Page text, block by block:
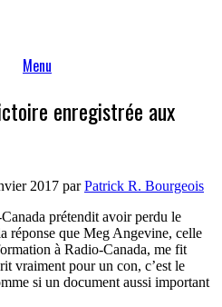
Menu
enregistrée aux
2017 parPatrick R. Bourgeois
prétendit avoir perdu le
réponse que Meg Angevine, celle
à Radio-Canada, me fit
vraiment pour un con, c’est le
si un document aussi important